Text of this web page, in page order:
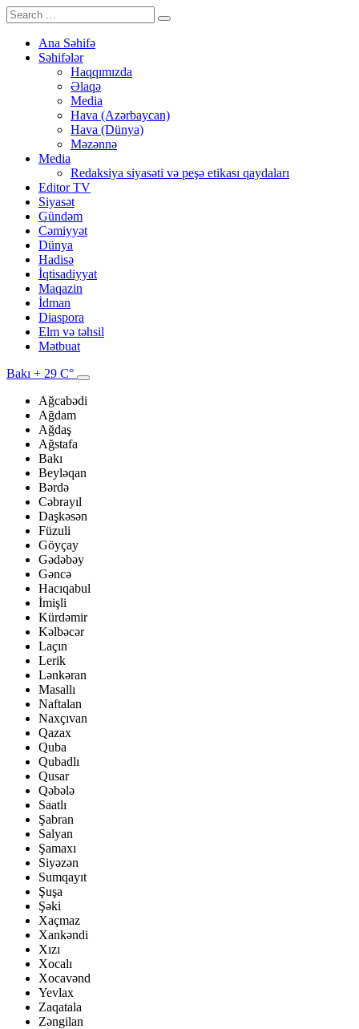
Ana Səhifə
Səhifələr
Haqqımızda
Əlaqə
Media
Hava (Azərbaycan)
Hava (Dünya)
Məzənnə
Media
Redaksiya siyasəti və peşə etikası qaydaları
Editor TV
Siyasət
Gündəm
Cəmiyyət
Dünya
Hadisə
İqtisadiyyat
Maqazin
İdman
Diaspora
Elm və təhsil
Mətbuat
Bakı + 29 C°
Ağcabədi
Ağdam
Ağdaş
Ağstafa
Bakı
Beyləqan
Bərdə
Cəbrayıl
Daşkəsən
Füzuli
Göyçay
Gədəbəy
Gəncə
Hacıqabul
İmişli
Kürdəmir
Kəlbəcər
Laçın
Lerik
Lənkəran
Masallı
Naftalan
Naxçıvan
Qazax
Quba
Qubadlı
Qusar
Qəbələ
Saatlı
Şabran
Salyan
Şamaxı
Siyəzən
Sumqayıt
Şuşa
Şəki
Xaçmaz
Xankəndi
Xızı
Xocalı
Xocavənd
Yevlax
Zaqatala
Zəngilan